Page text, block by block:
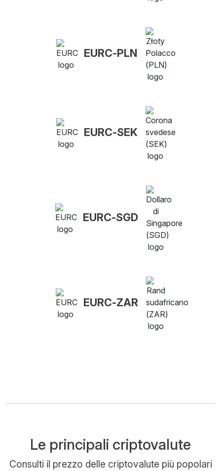
EURC-PLN
EURC-SEK
EURC-SGD
EURC-ZAR
Le principali criptovalute
Consulti il prezzo delle criptovalute più popolari